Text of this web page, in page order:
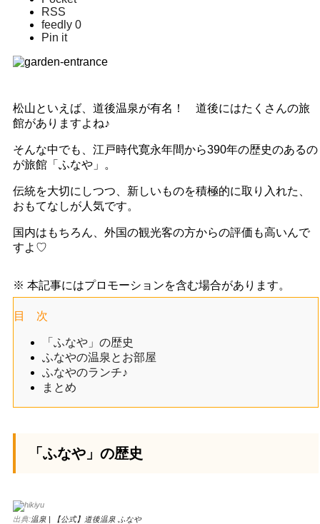
RSS
feedly 0
Pin it
松山といえば、道後温泉が有名！ 道後にはたくさんの旅
館がありますよね♪
そんな中でも、江戸時代寛永年間から390年の歴史のあるの
が旅館「ふなや」。
伝統を大切にしつつ、新しいものを積極的に取り入れた、
おもてなしが人気です。
国内はもちろん、外国の観光客の方からの評価も高いんで
すよ♡
※ 本記事にはプロモーションを含む場合があります。
目 次
「ふなや」の歴史
ふなやの温泉とお部屋
ふなやのランチ♪
まとめ
「ふなや」の歴史
出典:温泉 | 【公式】道後温泉 ふなや